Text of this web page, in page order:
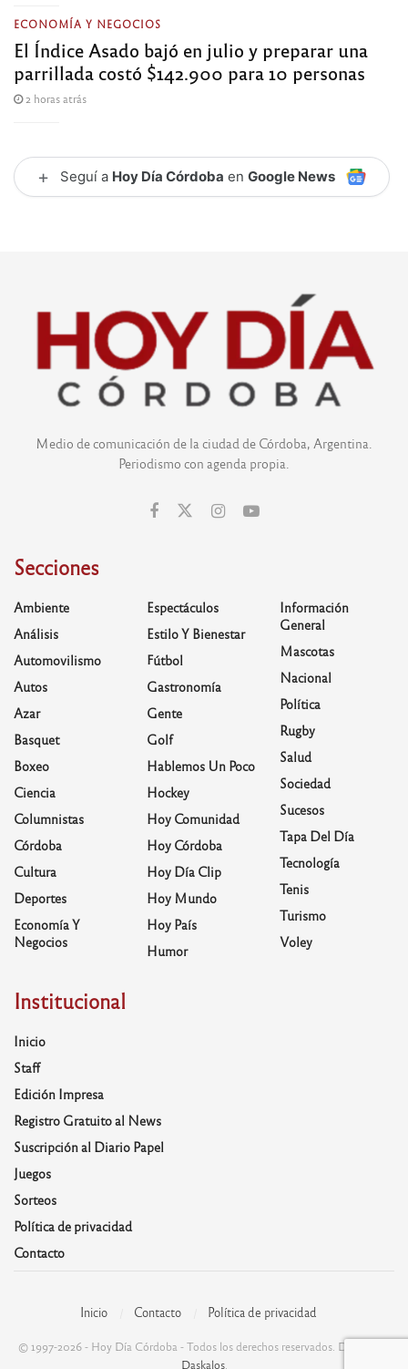
ECONOMÍA Y NEGOCIOS
El Índice Asado bajó en julio y preparar una
parrillada costó $142.900 para 10 personas
2 horas atrás
+ Seguí a Hoy Día Córdoba en Google News
Medio de comunicación de la ciudad de Córdoba, Argentina.
Periodismo con agenda propia.
Secciones
Ambiente
Análisis
Automovilismo
Autos
Azar
Basquet
Boxeo
Ciencia
Columnistas
Córdoba
Cultura
Deportes
Economía Y
Negocios
Espectáculos
Estilo Y Bienestar
Fútbol
Gastronomía
Gente
Golf
Hablemos Un Poco
Hockey
Hoy Comunidad
Hoy Córdoba
Hoy Día Clip
Hoy Mundo
Hoy País
Humor
Información
General
Mascotas
Nacional
Política
Rugby
Salud
Sociedad
Sucesos
Tapa Del Día
Tecnología
Tenis
Turismo
Voley
Institucional
Inicio
Staff
Edición Impresa
Registro Gratuito al News
Suscripción al Diario Papel
Juegos
Sorteos
Política de privacidad
Contacto
Inicio Contacto Política de privacidad
© 1997-2026 - Hoy Día Córdoba - Todos los derechos reservados. Desarrolla:
Daskalos.